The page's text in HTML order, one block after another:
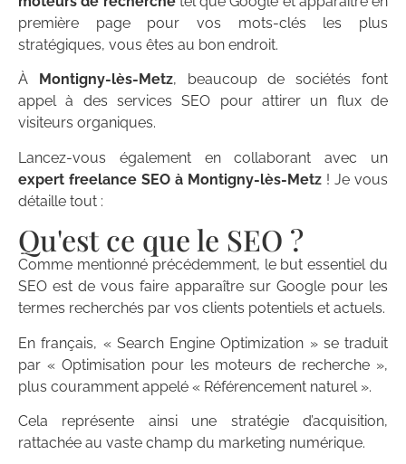
première page pour vos mots-clés les plus
stratégiques, vous êtes au bon endroit.
À Montigny-lès-Metz, beaucoup de sociétés font
appel à des services SEO pour attirer un flux de
visiteurs organiques.
Lancez-vous également en collaborant avec un
expert freelance SEO à Montigny-lès-Metz ! Je vous
détaille tout :
Qu'est ce que le SEO ?
Comme mentionné précédemment, le but essentiel du
SEO est de vous faire apparaître sur Google pour les
termes recherchés par vos clients potentiels et actuels.
En français, « Search Engine Optimization » se traduit
par « Optimisation pour les moteurs de recherche »,
plus couramment appelé « Référencement naturel ».
Cela représente ainsi une stratégie d’acquisition,
rattachée au vaste champ du marketing numérique.